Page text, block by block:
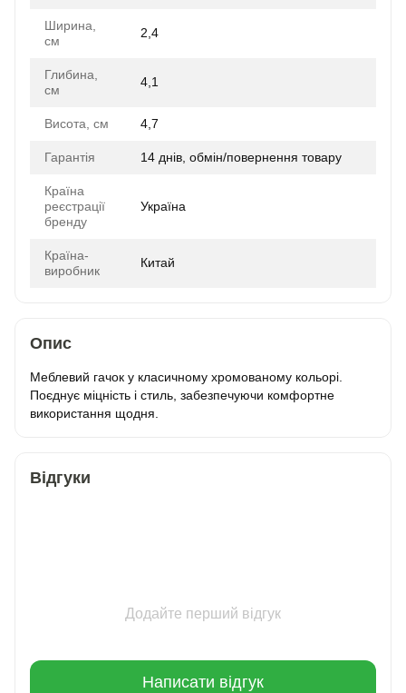
Ширина,
см
2,4
Глибина,
см
4,1
Висота, см 4,7
Гарантія 14 днів, обмін/повернення товару
Країна
реєстрації
бренду
Україна
Країна-
виробник
Китай
Опис
Меблевий гачок у класичному хромованому кольорі.
Поєднує міцність і стиль, забезпечуючи комфортне
використання щодня.
Відгуки
Додайте перший відгук
Написати відгук